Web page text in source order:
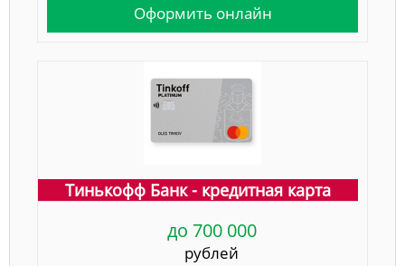
Оформить онлайн
Тинькофф Банк - кредитная карта
до 700 000
рублей